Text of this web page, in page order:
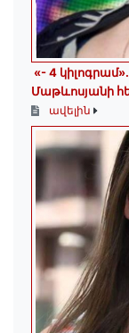
«- 4
Մաթևոսյանի
ավելին